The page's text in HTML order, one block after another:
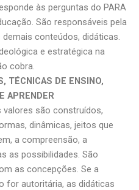
às perguntas do PARA
São responsáveis pela
conteúdos, didáticas.
e estratégica na
cobra.
TÉCNICAS DE ENSINO,
APRENDER
são construídos,
dinâmicas, jeitos que
a compreensão, a
as possibilidades. São
as concepções. Se a
for autoritária, as didáticas